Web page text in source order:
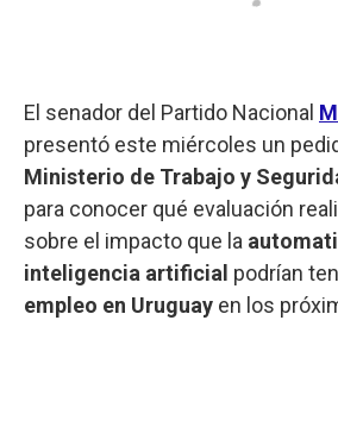
El senador del Partido Nacional
presentó este miércoles un
Ministerio de Trabajo y
para conocer qué evaluación
sobre el impacto que la
inteligencia artificial podrían
empleo en Uruguay en los